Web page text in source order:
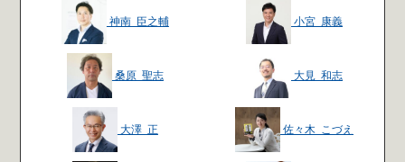
神南 臣之輔 小宮 康義
桑原 聖志 大見 和志
大澤 正 佐々木 こづえ